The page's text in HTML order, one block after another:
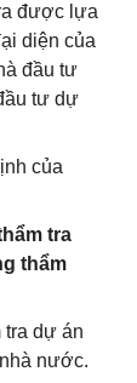
được lựa
diện của
đầu tư
tư dự
của
tra
thẩm
tra dự án
nước.